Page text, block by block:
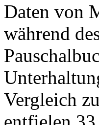
Daten von
während
Vergleich